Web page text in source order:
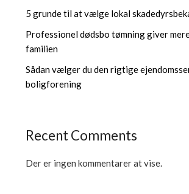
5 grunde til at vælge lokal
Professionel dødsbo tømning giver
familien
Sådan vælger du den rigtige
boligforening
Recent Comments
Der er ingen kommentarer at vise.